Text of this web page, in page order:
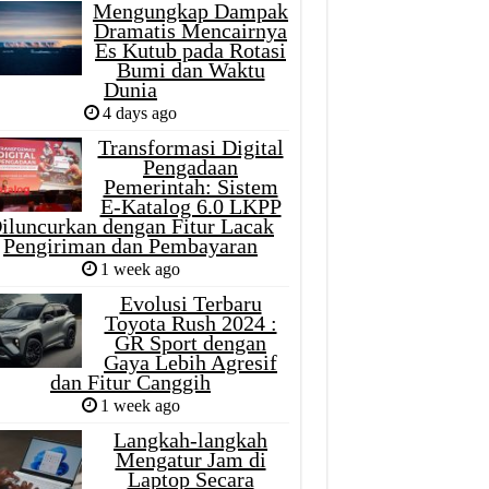
Mengungkap Dampak
Dramatis Mencairnya
Es Kutub pada Rotasi
Bumi dan Waktu
Dunia
4 days ago
Transformasi Digital
Pengadaan
Pemerintah: Sistem
E-Katalog 6.0 LKPP
dengan Fitur Lacak
Pengiriman dan Pembayaran
1 week ago
Evolusi Terbaru
Toyota Rush 2024 :
GR Sport dengan
Gaya Lebih Agresif
dan Fitur Canggih
1 week ago
Langkah-langkah
Mengatur Jam di
Laptop Secara